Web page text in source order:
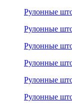
Рулонные
Рулонные
Рулонные
Рулонные
Рулонные
Рулонные